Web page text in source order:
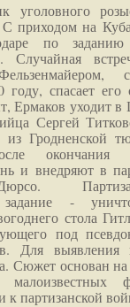
уголовного
приходом на
по заданию
Случайная
году, спасает его
Ермаков уходит в
Сергей
Гродненской
окончания
и внедряют в
задание -
стола
под
Для выявления
Сюжет основан
партизанской